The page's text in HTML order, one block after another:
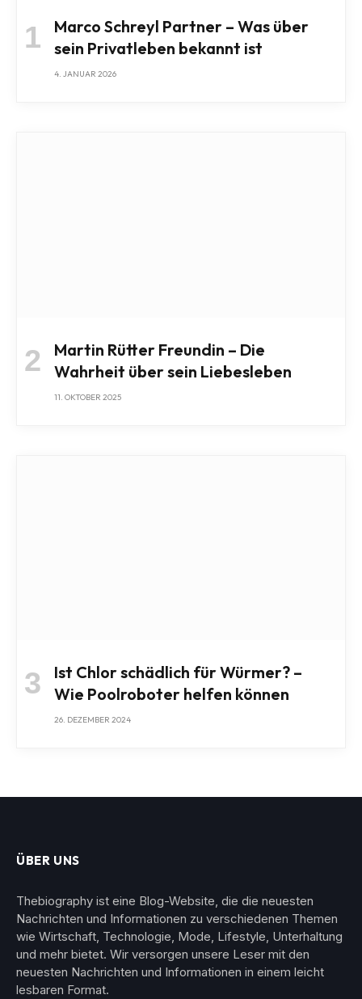
Marco Schreyl Partner – Was über
sein Privatleben bekannt ist
4. JANUAR 2026
Martin Rütter Freundin – Die
Wahrheit über sein Liebesleben
11. OKTOBER 2025
Ist Chlor schädlich für Würmer? –
Wie Poolroboter helfen können
26. DEZEMBER 2024
ÜBER UNS
Thebiography ist eine Blog-Website, die die neuesten
Nachrichten und Informationen zu verschiedenen Themen
wie Wirtschaft, Technologie, Mode, Lifestyle, Unterhaltung
und mehr bietet. Wir versorgen unsere Leser mit den
neuesten Nachrichten und Informationen in einem leicht
lesbaren Format.